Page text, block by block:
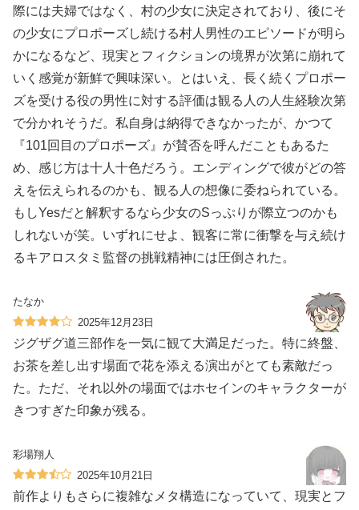
際には夫婦ではなく、村の少女に決定されており、後にそ
の少女にプロポーズし続ける村人男性のエピソードが明ら
かになるなど、現実とフィクションの境界が次第に崩れて
いく感覚が新鮮で興味深い。とはいえ、長く続くプロポー
ズを受ける役の男性に対する評価は観る人の人生経験次第
で分かれそうだ。私自身は納得できなかったが、かつて
『101回目のプロポーズ』が賛否を呼んだこともあるた
め、感じ方は十人十色だろう。エンディングで彼がどの答
えを伝えられるのかも、観る人の想像に委ねられている。
もしYesだと解釈するなら少女のSっぷりが際立つのかも
しれないが笑。いずれにせよ、観客に常に衝撃を与え続け
るキアロスタミ監督の挑戦精神には圧倒された。
たなか
2025年12月23日
ジグザグ道三部作を一気に観て大満足だった。特に終盤、
お茶を差し出す場面で花を添える演出がとても素敵だっ
た。ただ、それ以外の場面ではホセインのキャラクターが
きつすぎた印象が残る。
彩場翔人
2025年10月21日
前作よりもさらに複雑なメタ構造になっていて、現実とフ